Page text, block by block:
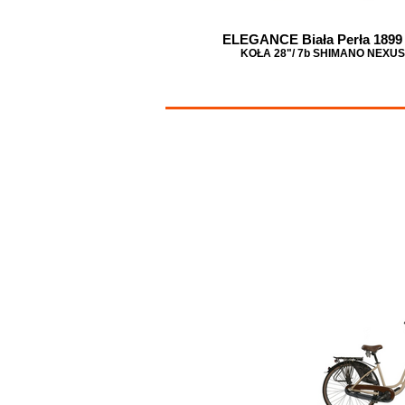
ELEGANCE Biała Perła
KOŁA 28"/ 7b SHIMANO NEXUS